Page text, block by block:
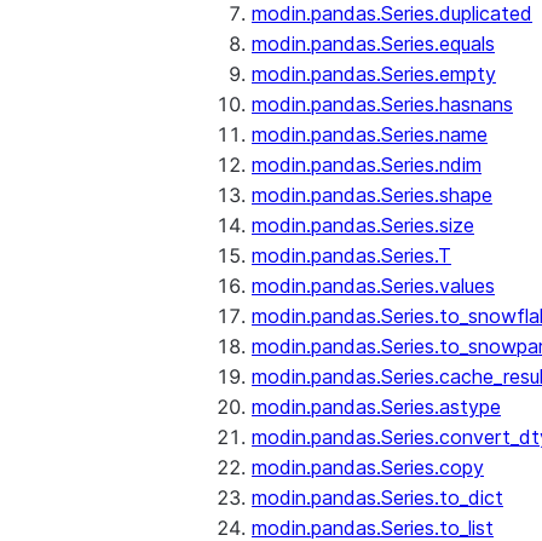
modin.pandas.Series.duplicated
modin.pandas.Series.equals
modin.pandas.Series.empty
modin.pandas.Series.hasnans
modin.pandas.Series.name
modin.pandas.Series.ndim
modin.pandas.Series.shape
modin.pandas.Series.size
modin.pandas.Series.T
modin.pandas.Series.values
modin.pandas.Series.astype
modin.pandas.Series.copy
modin.pandas.Series.to_dict
modin.pandas.Series.to_list